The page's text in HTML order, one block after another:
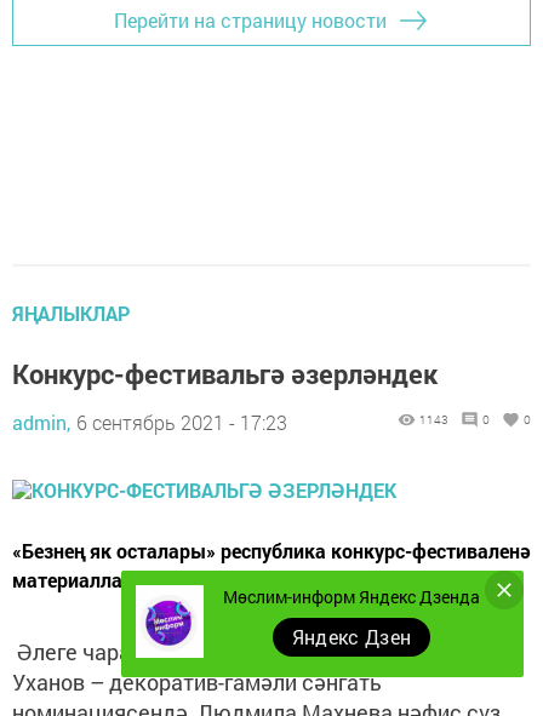
Перейти на страницу новости
ЯҢАЛЫКЛАР
Конкурс-фестивальгә әзерләндек
admin, 6 сентябрь 2021 - 17:23 1143 0 0
«Безнең як осталары» республика конкурс-фестиваленә
материаллар әзерләдек.
Әлеге чарада Гөлсинә Бублеева һәм Алексей
Уханов – декоратив-гамәли сәнгать
Мөслим-информ Яндекс Дзенда
Яндекс Дзен